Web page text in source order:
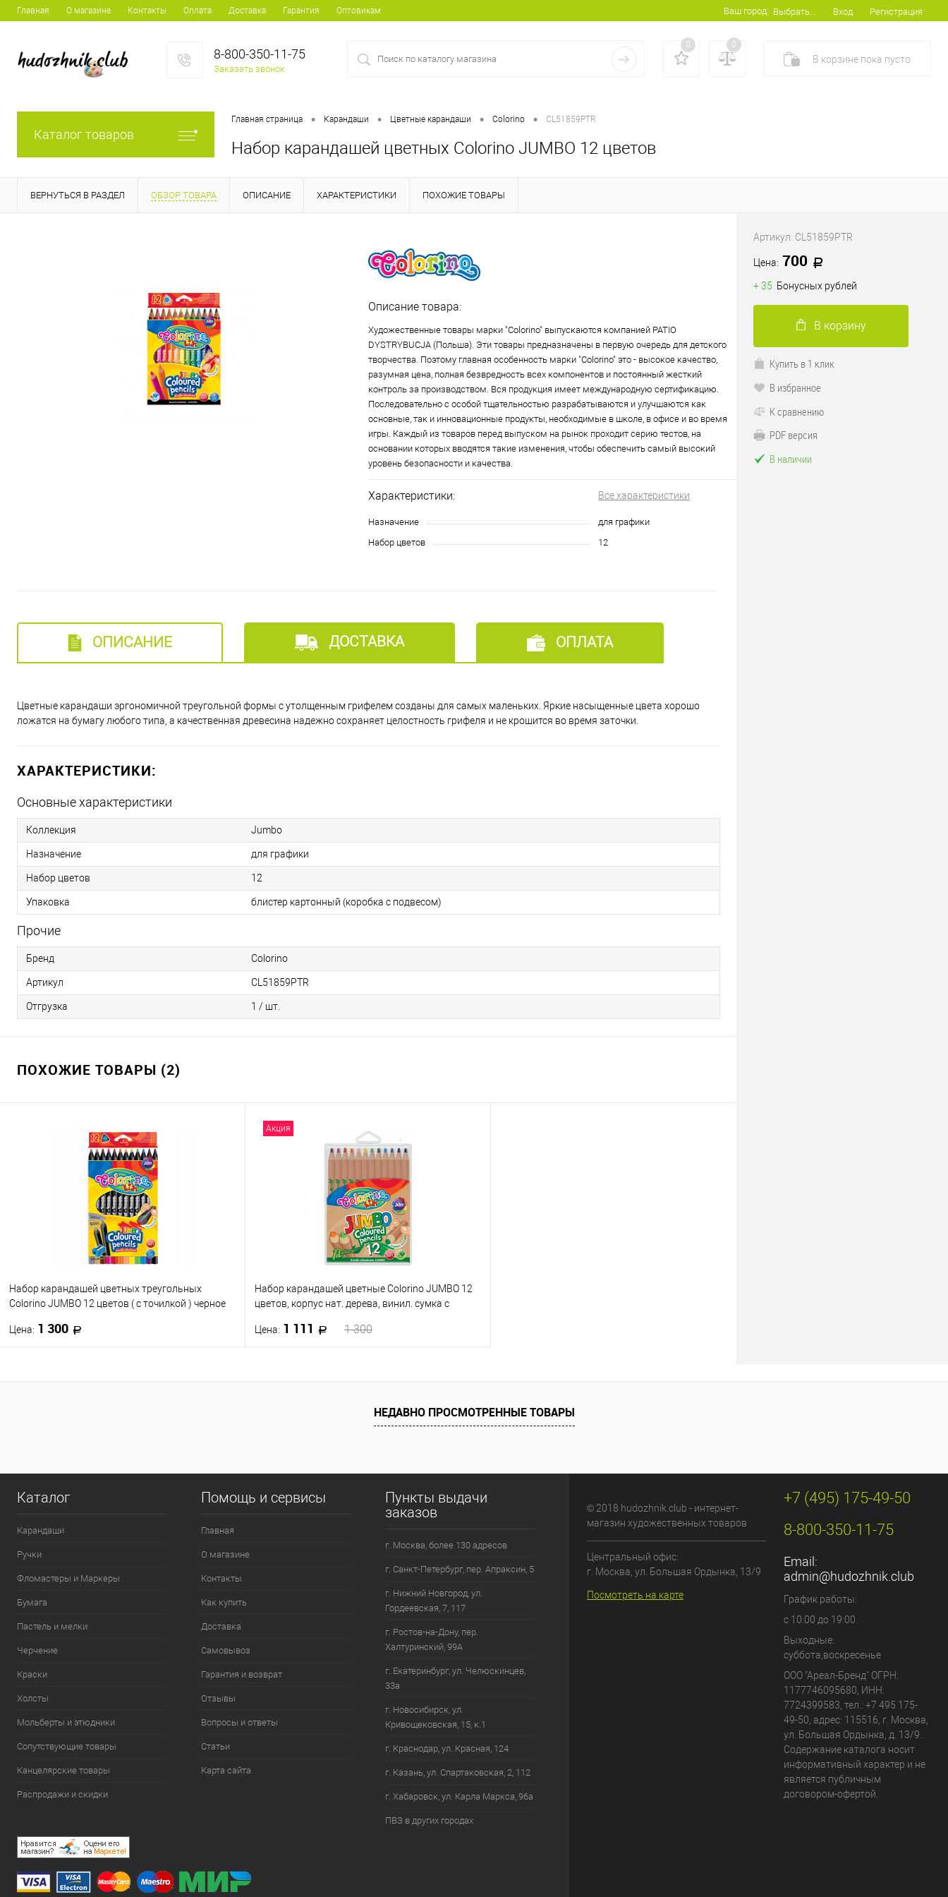
Главная О магазине Контакты Оплата Доставка Гарантия Оптовикам Ваш город: Выбрать... Вход Регистрация
8-800-350-11-75
Заказать звонок
0 0
В корзине пока пусто
Каталог товаров
Главная страница • Карандаши • Цветные карандаши • Colorino • CL51859PTR
Набор карандашей цветных Colorino JUMBO 12 цветов
ВЕРНУТЬСЯ В РАЗДЕЛ ОБЗОР ТОВАРА ОПИСАНИЕ ХАРАКТЕРИСТИКИ ПОХОЖИЕ ТОВАРЫ
Описание товара:
Художественные товары марки "Colorino" выпускаются компанией PATIO
DYSTRYBUCJA (Польша). Эти товары предназначены в первую очередь для детского
творчества. Поэтому главная особенность марки "Colorino" это - высокое качество,
разумная цена, полная безвредность всех компонентов и постоянный жесткий
контроль за производством. Вся продукция имеет международную сертификацию.
Последовательно с особой тщательностью разрабатываются и улучшаются как
основные, так и инновационные продукты, необходимые в школе, в офисе и во время
игры. Каждый из товаров перед выпуском на рынок проходит серию тестов, на
основании которых вводятся такие изменения, чтобы обеспечить самый высокий
уровень безопасности и качества.
Характеристики: Все характеристики
Назначение
для графики
Набор цветов
12
ОПИСАНИЕ ДОСТАВКА ОПЛАТА
Цветные карандаши эргономичной треугольной формы с утолщенным грифелем созданы для самых маленьких. Яркие насыщенные цвета хорошо
ложатся на бумагу любого типа, а качественная древесина надежно сохраняет целостность грифеля и не крошится во время заточки.
ХАРАКТЕРИСТИКИ:
Основные характеристики
Коллекция Jumbo
Назначение для графики
Набор цветов 12
Упаковка блистер картонный (коробка с подвесом)
Прочие
Бренд Colorino
Артикул CL51859PTR
Отгрузка 1 / шт.
ПОХОЖИЕ ТОВАРЫ (2)
Набор карандашей цветных треугольных
Colorino JUMBO 12 цветов ( с точилкой ) черное
Цена: 1 300
Акция
Набор карандашей цветные Colorino JUMBO 12
цветов, корпус нат. дерева, винил. сумка с
Цена: 1 111 1 300
К сравнению
В наличии
Артикул: CL51859PTR
Цена: 700
+ 35 Бонусных рублей
В корзину
Купить в 1 клик
В избранное
К сравнению
PDF версия
В наличии
НЕДАВНО ПРОСМОТРЕННЫЕ ТОВАРЫ
Каталог
Карандаши
Ручки
Фломастеры и Маркеры
Бумага
Пастель и мелки
Черчение
Краски
Холсты
Мольберты и этюдники
Сопутствующие товары
Канцелярские товары
Распродажи и скидки
Помощь и сервисы
Главная
О магазине
Контакты
Как купить
Доставка
Самовывоз
Гарантия и возврат
Отзывы
Вопросы и ответы
Статьи
Карта сайта
Пункты выдачи
заказов
г. Москва, более 130 адресов
г. Санкт-Петербург, пер. Апраксин, 5
г. Нижний Новгород, ул.
Гордеевская, 7, 117
г. Ростов-на-Дону, пер.
Халтуринский, 99А
г. Екатеринбург, ул. Челюскинцев,
33а
г. Новосибирск, ул.
Кривощековская, 15, к.1
г. Краснодар, ул. Красная, 124
г. Казань, ул. Спартаковская, 2, 112
г. Хабаровск, ул. Карла Маркса, 96а
ПВЗ в других городах
© 2018 hudozhnik.club - интернет-
магазин художественных товаров
Центральный офис:
г. Москва, ул. Большая Ордынка, 13/9
Посмотреть на карте
+7 (495) 175-49-50
8-800-350-11-75
Email:
admin@hudozhnik.club
График работы:
с 10:00 до 19:00
Выходные:
суббота,воскресенье
ООО "Ареал-Бренд" ОГРН:
1177746095680, ИНН:
7724399583, тел.: +7 495 175-
49-50, адрес: 115516, г. Москва,
ул. Большая Ордынка, д. 13/9.
Содержание каталога носит
информативный характер и не
является публичным
договором-офертой.